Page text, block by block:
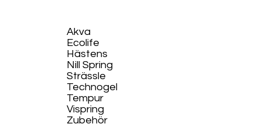
Akva
Ecolife​
Hästens
Nill Spring
Strässle
Technogel
Tempur
Vispring
Zubehör